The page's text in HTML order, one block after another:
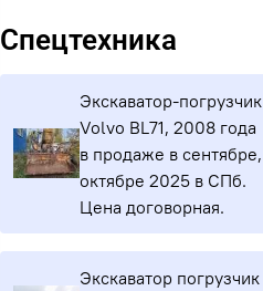
Спецтехника
Экскаватор-погрузчик
Volvo BL71, 2008 года
в продаже в сентябре,
октябре 2025 в СПб.
Цена договорная.
Экскаватор погрузчик